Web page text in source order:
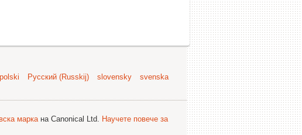
polski Русский (Russkij) slovensky
svenska
марка на Canonical Ltd.
Научете повече за